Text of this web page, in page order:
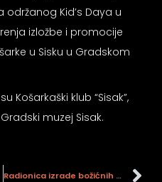
Kid’s Daya u
izložbe i promocije
u Sisku u Gradskom
Košarkaški klub “Sisak”,
muzej Sisak.
Radionica izrade božićnih ukrasa